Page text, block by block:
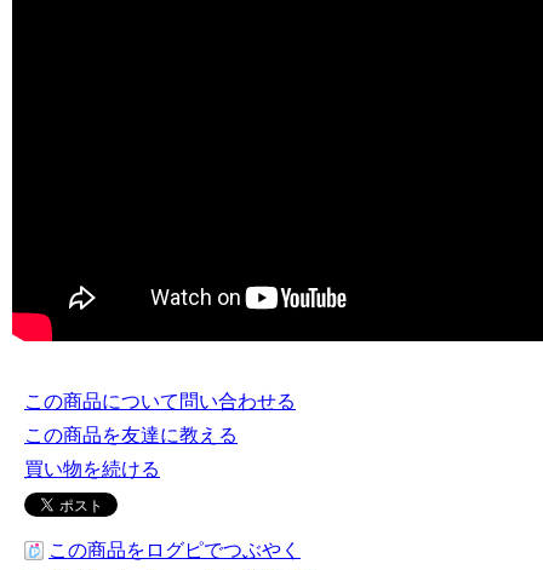
この商品について問い合わせる
この商品を友達に教える
買い物を続ける
この商品をログピでつぶやく